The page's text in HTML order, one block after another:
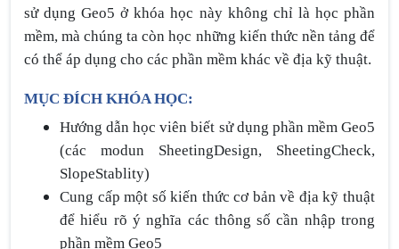
sử dụng Geo5 ở khóa học này không chỉ là học phần
mềm, mà chúng ta còn học những kiến thức nền tảng để
có thể áp dụng cho các phần mềm khác về địa kỹ thuật.
MỤC ĐÍCH KHÓA HỌC:
Hướng dẫn học viên biết sử dụng phần mềm Geo5
(các modun SheetingDesign, SheetingCheck,
SlopeStablity)
Cung cấp một số kiến thức cơ bản về địa kỹ thuật
để hiểu rõ ý nghĩa các thông số cần nhập trong
phần mềm Geo5